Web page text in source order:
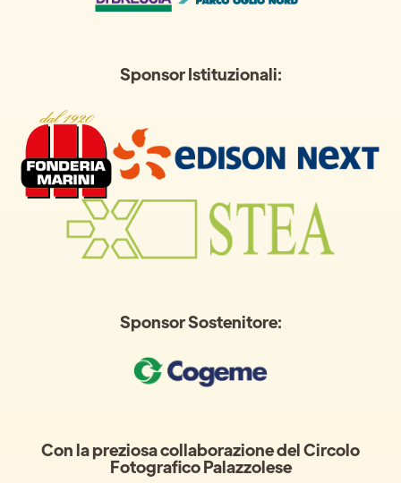
Sponsor Istituzionali:
Sponsor Sostenitore:
Con la preziosa collaborazione del Circolo
Fotografico Palazzolese